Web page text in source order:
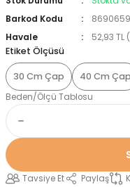
Barkod Kodu
Havale
52,93
Etiket Ölçüsü
30 Cm Çap 40 Cm Çap
Beden/Ölçü Tablosu
Tavsiye Et Paylaş